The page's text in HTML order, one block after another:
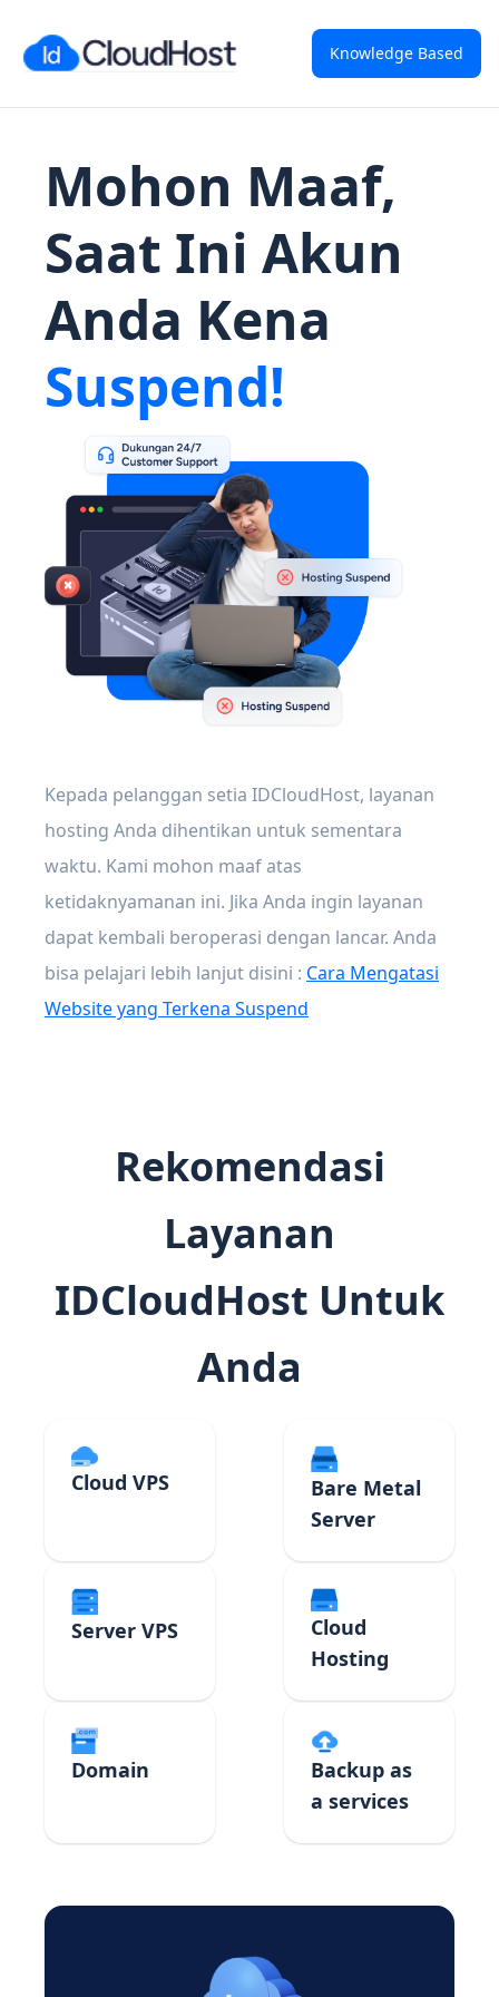
Knowledge Based
Mohon Maaf,
Saat Ini Akun
Anda Kena
Suspend!
Kepada pelanggan setia IDCloudHost, layanan
hosting Anda dihentikan untuk sementara
waktu. Kami mohon maaf atas
ketidaknyamanan ini. Jika Anda ingin layanan
dapat kembali beroperasi dengan lancar. Anda
bisa pelajari lebih lanjut disini : Cara Mengatasi
Website yang Terkena Suspend
Rekomendasi
Layanan
IDCloudHost Untuk
Anda
Cloud VPS
Bare Metal
Server
Server VPS
Cloud
Hosting
Domain
Backup as
a services